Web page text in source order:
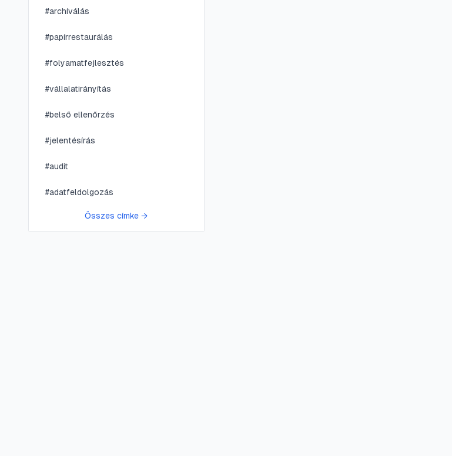
#archíválás
#papírrestaurálás
#folyamatfejlesztés
#vállalatirányítás
#belső ellenőrzés
#jelentésírás
#audit
#adatfeldolgozás
Összes címke →